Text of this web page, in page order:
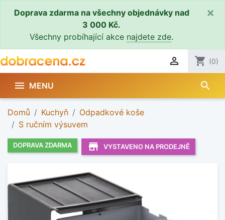
Doprava zdarma na všechny objednávky nad
3 000 Kč.
Všechny probíhající akce najdete zde.
×
 shopping_cart (0)
 MENU search
Domů Kuchyň
Odpadkové koše
S ručním výsuvem
DOPRAVA ZDARMA store_mall_directory VYSTAVENO NA PRODEJNĚ